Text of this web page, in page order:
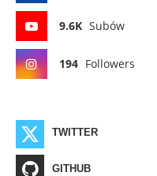
9.6K Subów
194 Followers
TWITTER
GITHUB